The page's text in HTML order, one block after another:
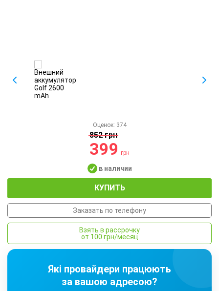
Оценок: 374
852 грн
399грн
в наличии
КУПИТЬ
Заказать по телефону
Взять в рассрочку
от 100 грн/месяц
Які провайдери працюють
за вашою адресою?